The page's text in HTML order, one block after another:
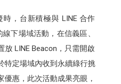
，台新積極與 LINE 合作
下場域活動，在信義區、
放 LINE Beacon，只需開啟
特定場域內收到永續綠行挑
惠，此次活動成果亮眼，